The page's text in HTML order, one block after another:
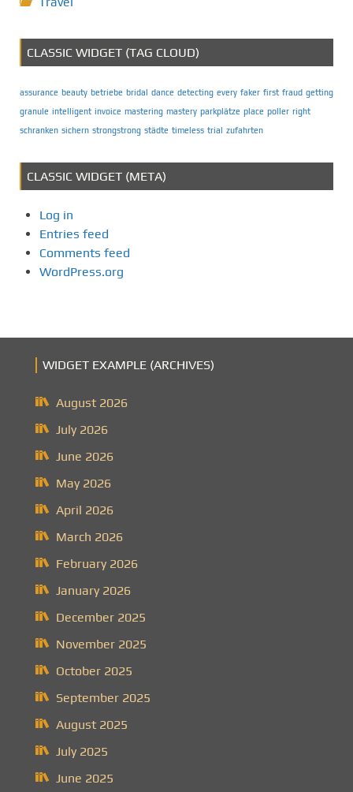
CLASSIC WIDGET (TAG CLOUD)
assurance beauty betriebe bridal dance detecting every faker first fraud getting
granule intelligent invoice mastering mastery parkplätze place poller right
schranken sichern strongstrong städte timeless trial zufahrten
CLASSIC WIDGET (META)
Log in
Entries feed
Comments feed
WordPress.org
WIDGET EXAMPLE (ARCHIVES)
August 2026
July 2026
June 2026
May 2026
April 2026
March 2026
February 2026
January 2026
December 2025
November 2025
October 2025
September 2025
August 2025
July 2025
June 2025